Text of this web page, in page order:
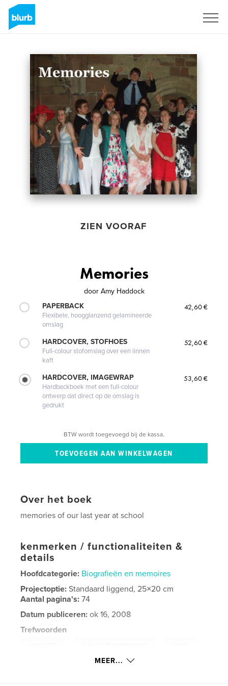
ZIEN VOORAF
Memories
door Amy Haddock
PAPERBACK
Flexibele, hoogglanzend gelamineerde
omslag
42,60 €
HARDCOVER, STOFHOES
Full-colour stofomslag over een linnen
kaft
52,60 €
HARDCOVER, IMAGEWRAP
Hardbackboek met een full-colour
ontwerp dat direct op de omslag is
gedrukt
53,60 €
BTW wordt toegevoegd bij de kassa.
Over het boek
memories of our last year at school
kenmerken / functionaliteiten &
details
Hoofdcategorie: Biografieën en memoires
Projectoptie:Standaard liggend, 25×20 cm
Aantal pagina's:74
Datum publiceren: ok 16, 2008
Trefwoorden
MEER...